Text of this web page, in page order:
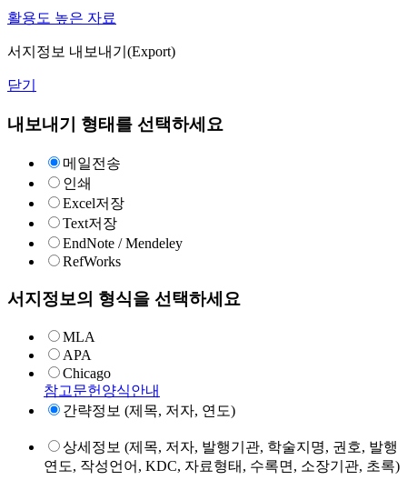
활용도 높은 자료
서지정보 내보내기(Export)
닫기
내보내기 형태를 선택하세요
메일전송
인쇄
Excel저장
Text저장
EndNote / Mendeley
RefWorks
서지정보의 형식을 선택하세요
MLA
APA
Chicago
참고문헌양식안내
간략정보 (제목, 저자, 연도)
상세정보 (제목, 저자, 발행기관, 학술지명, 권호, 발행
연도, 작성언어, KDC, 자료형태, 수록면, 소장기관, 초록)